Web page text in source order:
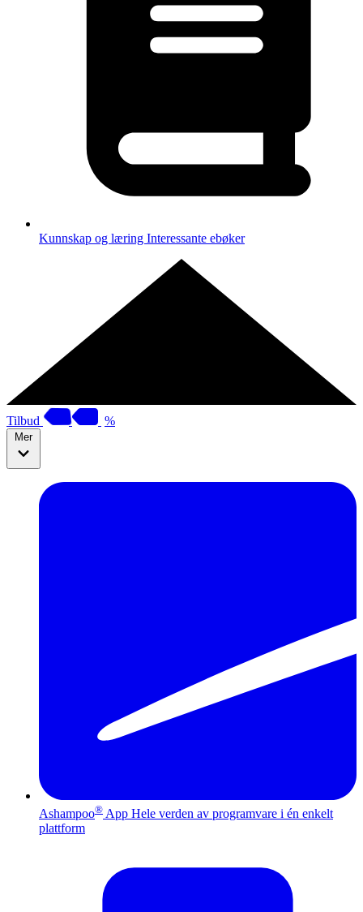
Kunnskap og læring Interessante ebøker
Tilbud %
Mer
Ashampoo® App Hele verden av programvare i én enkelt
plattform